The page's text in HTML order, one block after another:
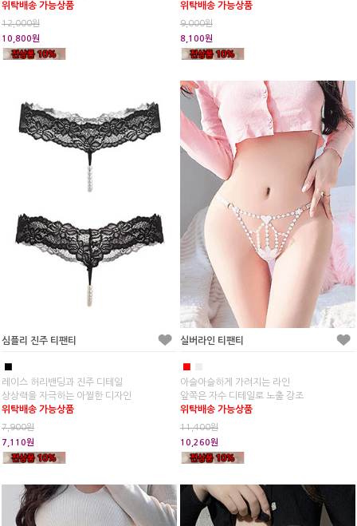
위탁배송 가능상품
12,000원
10,800원
위탁배송 가능상품
9,000원
8,100원
심플리 진주 티팬티
■
레이스 허리밴딩과 진주 디테일
상상력을 자극하는 아찔한 디자인
위탁배송 가능상품
7,900원
7,110원
실버라인 티팬티
■
아슬아슬하게 가려지는 라인
앞쪽은 자수 디테일로 노출 강조
위탁배송 가능상품
11,400원
10,260원